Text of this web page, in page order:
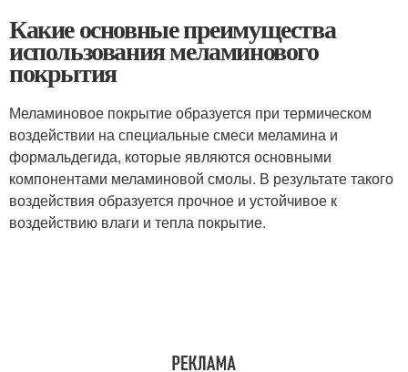
Какие основные преимущества
использования меламинового
покрытия
Меламиновое покрытие образуется при термическом
воздействии на специальные смеси меламина и
формальдегида, которые являются основными
компонентами меламиновой смолы. В результате такого
воздействия образуется прочное и устойчивое к
воздействию влаги и тепла покрытие.